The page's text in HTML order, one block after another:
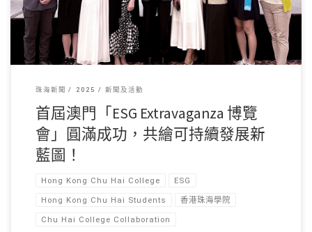
珠海新聞 2025 新聞及活動
首屆澳門「ESG Extravaganza 博覽
會」圓滿成功，共繪可持續發展新
藍圖！
Hong Kong Chu Hai College ESG
Hong Kong Chu Hai Students 香港珠海學院
Chu Hai College Collaboration